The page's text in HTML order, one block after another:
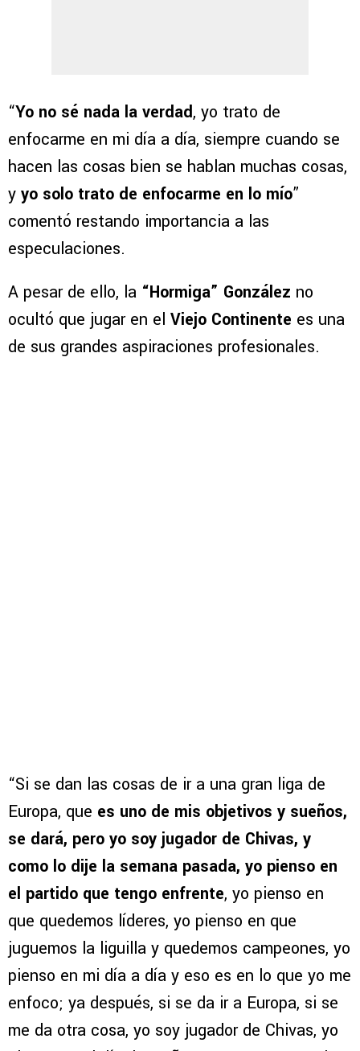
“Yo no sé nada la verdad, yo trato de
enfocarme en mi día a día, siempre cuando se
hacen las cosas bien se hablan muchas cosas,
y yo solo trato de enfocarme en lo mío”
comentó restando importancia a las
especulaciones.
A pesar de ello, la “Hormiga” González no
ocultó que jugar en el Viejo Continente es una
de sus grandes aspiraciones profesionales.
“Si se dan las cosas de ir a una gran liga de
Europa, que es uno de mis objetivos y sueños,
se dará, pero yo soy jugador de Chivas, y
como lo dije la semana pasada, yo pienso en
el partido que tengo enfrente, yo pienso en
que quedemos líderes, yo pienso en que
juguemos la liguilla y quedemos campeones, yo
pienso en mi día a día y eso es en lo que yo me
enfoco; ya después, si se da ir a Europa, si se
me da otra cosa, yo soy jugador de Chivas, yo